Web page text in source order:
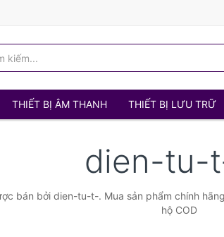
THIẾT BỊ ÂM THANH THIẾT BỊ LƯU TRỮ
dien-tu-
bán bởi dien-tu-t-. Mua sản phẩm chính
hộ COD